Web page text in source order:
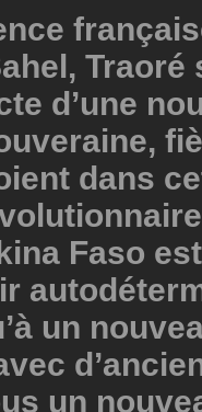
Traoré
d’une
dans
Faso
un
un